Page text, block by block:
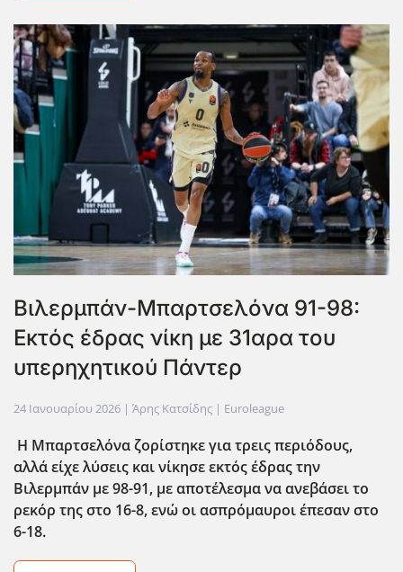
Βιλερμπάν-Μπαρτσελόνα 91-98:
Εκτός έδρας νίκη με 31αρα του
υπερηχητικού Πάντερ
24 Ιανουαρίου 2026 | Άρης Κατσίδης | Euroleague
Η Μπαρτσελόνα ζορίστηκε για τρεις περιόδους,
αλλά είχε λύσεις και νίκησε εκτός έδρας την
Βιλερμπάν με 98-91, με αποτέλεσμα να ανεβάσει το
ρεκόρ της στο 16-8, ενώ οι ασπρόμαυροι έπεσαν στο
6-18.